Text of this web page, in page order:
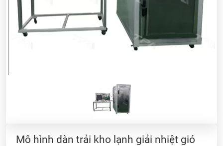
Mô hình dàn trải kho lạnh giải nhiệt gió